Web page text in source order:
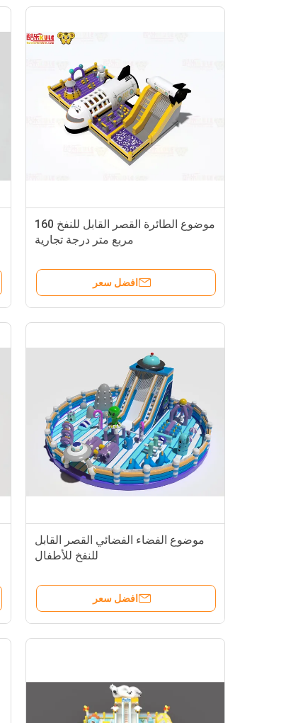
موضوع الطائرة القصر القابل للنفخ 160
مربع متر درجة تجارية
افضل سعر
موضوع الفضاء الفضائي القصر القابل
للنفخ للأطفال
افضل سعر